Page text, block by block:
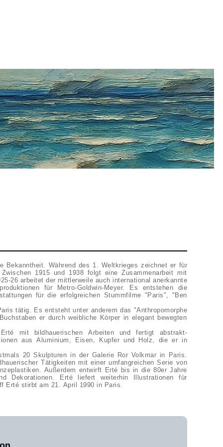
Bekanntheit. Während des 1. Weltkrieges zeichnet er für
Zwischen 1915 und 1938 folgt eine Zusammenarbeit mit
26 arbeitet der mittlerweile auch international anerkannte
für Metro-Goldwin-Meyer. Es entstehen die
für die erfolgreichen Stummfilme "Paris", "Ben
tätig. Es entsteht unter anderem das "Anthropomorphe
er durch weibliche Körper in elegant bewegten
mit bildhauerischen Arbeiten und fertigt abstrakt-
aus Aluminium, Eisen, Kupfer und Holz, die er in
20 Skulpturen in der Galerie Ror Volkmar in Paris.
Tätigkeiten mit einer umfangreichen Serie von
Außerdem entwirft Erté bis in die 80er Jahre
Dekorationen. Erté liefert weiterhin Illustrationen für
Erté stirbt am 21. April 1990 in Paris.